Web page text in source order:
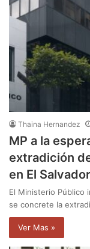
Thaina Hernandez
MP a la
extradición
en El Salvador
El Ministerio Público
se concrete la
Ver Mas »